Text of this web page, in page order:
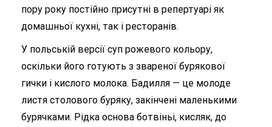
пору року постійно присутні в репертуарі як
домашньої кухні, так і ресторанів.
У польській версії суп рожевого кольору,
оскільки його готують з звареної бурякової
гички і кислого молока. Бадилля — це молоде
листя столового буряку, закінчені маленькими
бурячками. Рідка основа ботвіньі, кисляк, до